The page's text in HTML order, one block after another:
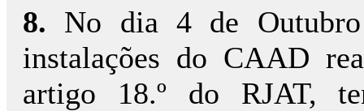
8. No dia 4 de
instalações do CAAD
artigo 18.º do RJAT,